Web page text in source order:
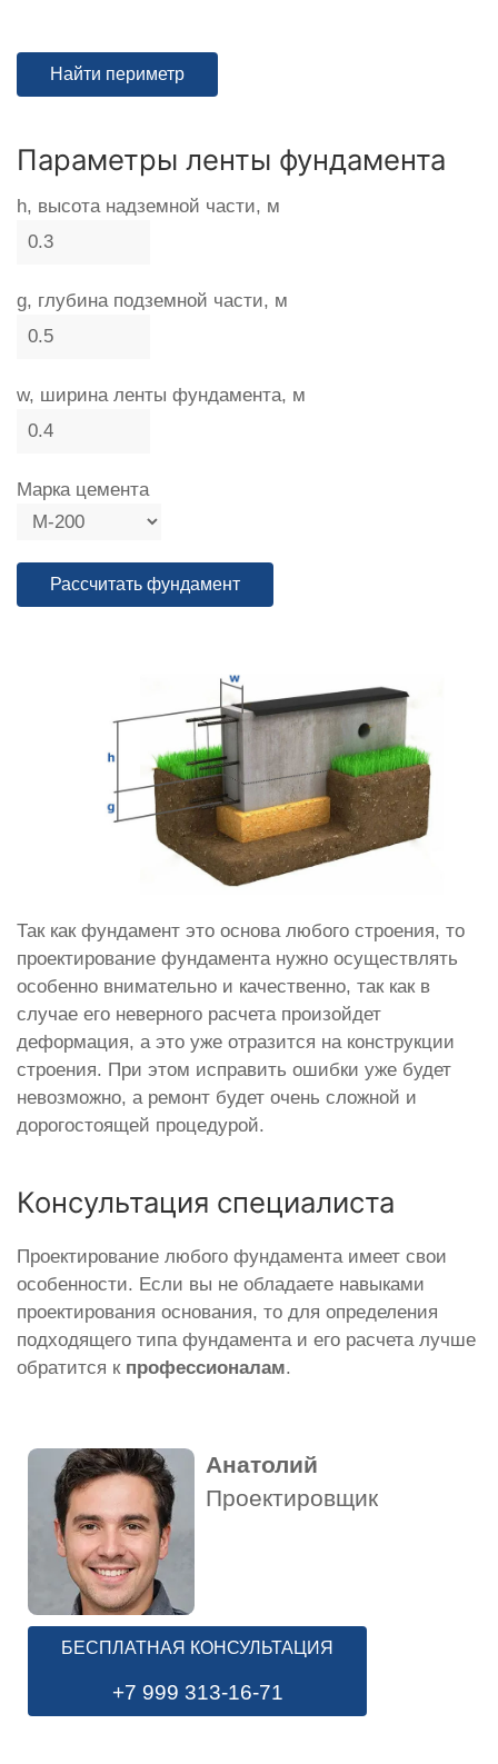
Параметры ленты фундамента
h, высота надземной части, м
g, глубина подземной части, м
w, ширина ленты фундамента, м
Марка цемента
Так как фундамент это основа любого строения, то
проектирование фундамента нужно осуществлять
особенно внимательно и качественно, так как в
случае его неверного расчета произойдет
деформация, а это уже отразится на конструкции
строения. При этом исправить ошибки уже будет
невозможно, а ремонт будет очень сложной и
дорогостоящей процедурой.
Консультация специалиста
Проектирование любого фундамента имеет свои
особенности. Если вы не обладаете навыками
проектирования основания, то для определения
подходящего типа фундамента и его расчета лучше
обратится к профессионалам.
Анатолий
Проектировщик
БЕСПЛАТНАЯ КОНСУЛЬТАЦИЯ
+7 999 313-16-71